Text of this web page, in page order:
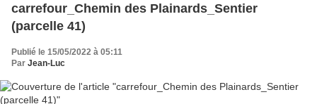
carrefour_Chemin des Plainards_Sentier
(parcelle 41)
Publié le 15/05/2022 à 05:11
Par Jean-Luc